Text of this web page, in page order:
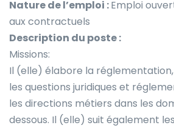
Nature de l’emploi :Emploi
aux contractuels
Description du poste :
Missions:
Il (elle) élabore la
les questions juridiques et
les directions métiers dans les
dessous. Il (elle) suit également